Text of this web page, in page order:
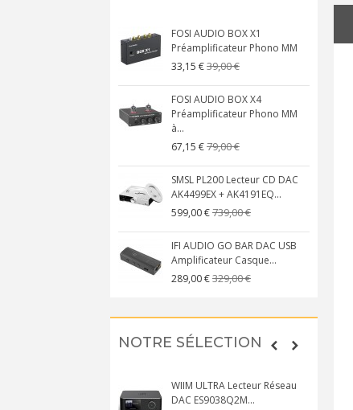
FOSI AUDIO BOX X1
Préamplificateur Phono MM
33,15 €39,00 €
FOSI AUDIO BOX X4
Préamplificateur Phono MM
à...
67,15 €79,00 €
SMSL PL200 Lecteur CD DAC
AK4499EX + AK4191EQ...
599,00 €739,00 €
IFI AUDIO GO BAR DAC USB
Amplificateur Casque...
289,00 €329,00 €
NOTRE SÉLECTION
WIIM ULTRA Lecteur Réseau
DAC ES9038Q2M...